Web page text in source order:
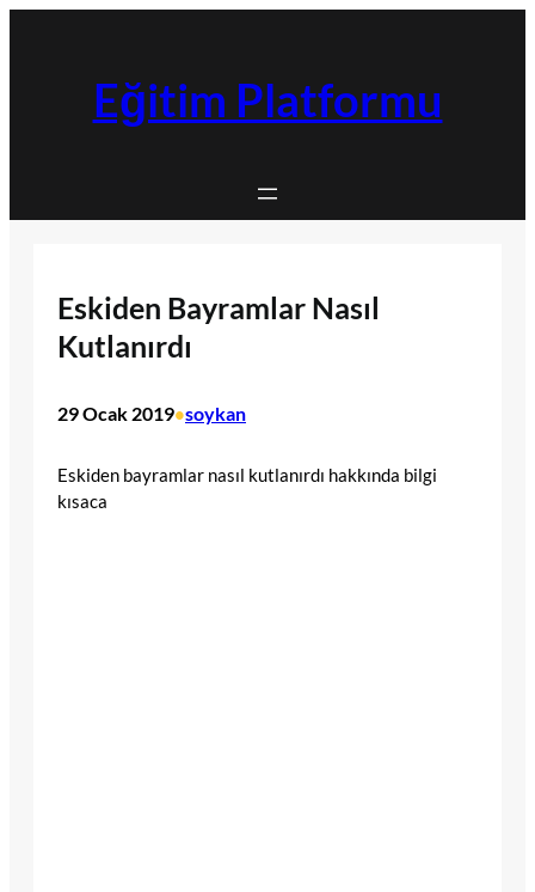
Eğitim Platformu
Eskiden Bayramlar Nasıl
Kutlanırdı
29 Ocak 2019•soykan
Eskiden bayramlar nasıl kutlanırdı hakkında bilgi
kısaca